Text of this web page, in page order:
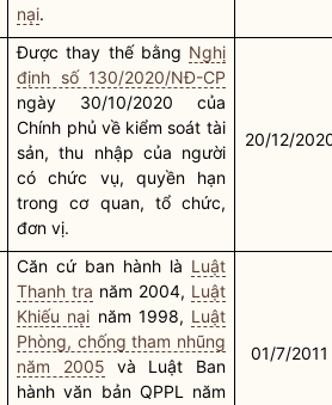
nại.
Được thay thế bằng Nghị
định số 130/2020/NĐ-CP
ngày 30/10/2020 của
Chính phủ về kiểm soát tài
sản, thu nhập của người
có chức vụ, quyền hạn
trong cơ quan, tổ chức,
đơn vị.
20/12/
Căn cứ ban hành là Luật
Thanh tra năm 2004, Luật
Khiếu nại năm 1998, Luật
Phòng, chống tham nhũng
năm 2005 và Luật Ban
hành văn bản QPPL năm
01/7/2011